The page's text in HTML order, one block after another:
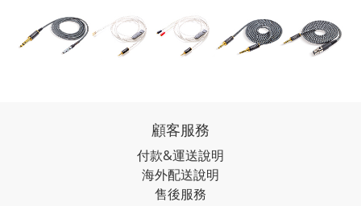
顧客服務
付款&運送說明
海外配送說明
售後服務